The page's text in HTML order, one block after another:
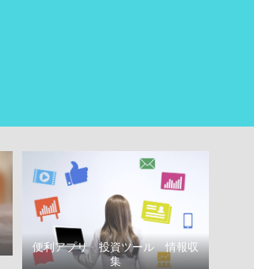
便利アプリ 投資ツール 情報収
集